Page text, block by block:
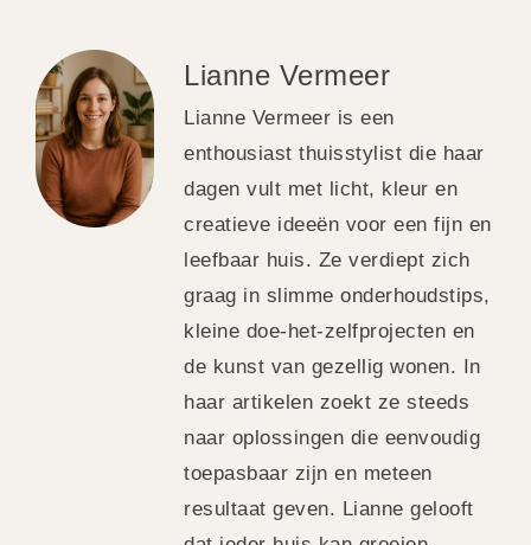
Lianne Vermeer
Lianne Vermeer is een
enthousiast thuisstylist die haar
dagen vult met licht, kleur en
creatieve ideeën voor een fijn en
leefbaar huis. Ze verdiept zich
graag in slimme onderhoudstips,
kleine doe-het-zelfprojecten en
de kunst van gezellig wonen. In
haar artikelen zoekt ze steeds
naar oplossingen die eenvoudig
toepasbaar zijn en meteen
resultaat geven. Lianne gelooft